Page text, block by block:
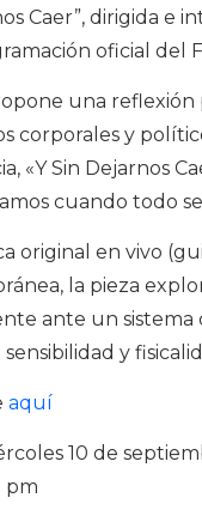
Caer”, dirigida e
oficial del
una
corporales y
«Y Sin Dejarnos
cuando todo
original en vivo
la pieza
ante un sistema
sensibilidad y
aquí
10 de
pm